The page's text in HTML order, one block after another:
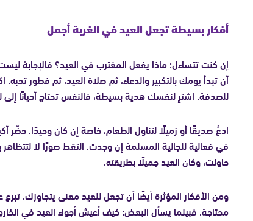
أفكار بسيطة تجعل العيد في الغربة أجمل
إن كنت تتساءل: ماذا يفعل المغترب في العيد؟ فالإجابة
أن تبدأ يومك بالتكبير والدعاء، ثم صلاة العيد، ثم فطور
للصدفة. اشترِ لنفسك هدية بسيطة، فالنفس تحتاج أحيانًا إلى
ادعُ صديقًا أو زميلًا لتناول الطعام، خاصة إن كان وحيدًا. حضّر
في فعالية للجالية المسلمة إن وجدت. التقط صورًا لا
حاولت، وكان العيد جميلًا بطريقته.
ومن الأفكار المؤثرة أيضًا أن تجعل للعيد معنى يتجاوزك.
محتاجة. فبينما يسأل البعض: كيف أعيش أجواء العيد في